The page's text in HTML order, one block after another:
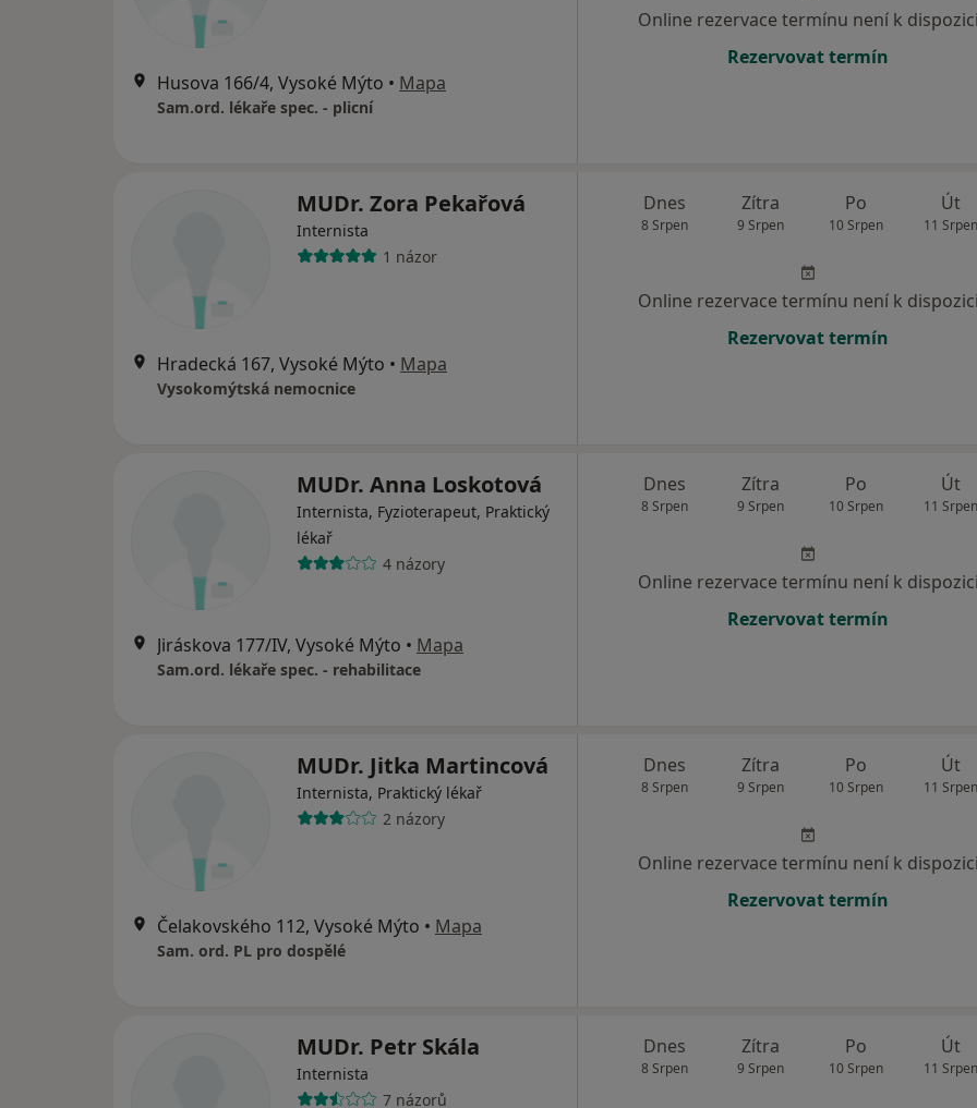
Husova 166/4, Vysoké Mýto • Mapa
Sam.ord. lékaře spec. - plicní
Online rezervace termínu není k dispozici
Rezervovat termín
MUDr. Zora Pekařová
Internista
1 názor
Hradecká 167, Vysoké Mýto • Mapa
Vysokomýtská nemocnice
Dnes
8 Srpen
Zítra
9 Srpen
Po
10 Srpen
Út
11 Srpen
Online rezervace termínu není k dispozici
Rezervovat termín
MUDr. Anna Loskotová
Internista, Fyzioterapeut, Praktický
lékař
4 názory
Jiráskova 177/IV, Vysoké Mýto • Mapa
Sam.ord. lékaře spec. - rehabilitace
Dnes
8 Srpen
Zítra
9 Srpen
Po
10 Srpen
Út
11 Srpen
Online rezervace termínu není k dispozici
Rezervovat termín
MUDr. Jitka Martincová
Internista, Praktický lékař
2 názory
Čelakovského 112, Vysoké Mýto • Mapa
Sam. ord. PL pro dospělé
Dnes
8 Srpen
Zítra
9 Srpen
Po
10 Srpen
Út
11 Srpen
Online rezervace termínu není k dispozici
Rezervovat termín
MUDr. Petr Skála
Internista
7 názorů
Dnes
8 Srpen
Zítra
9 Srpen
Po
10 Srpen
Út
11 Srpen